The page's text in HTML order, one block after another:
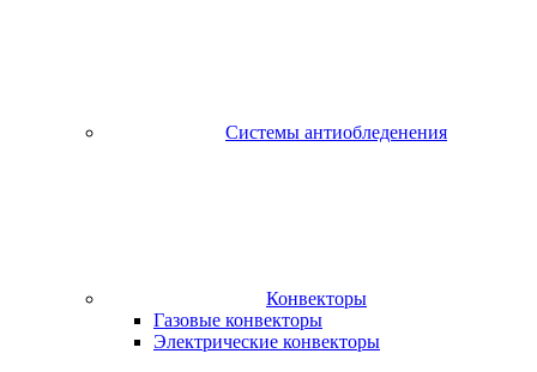
Системы антиобледенения
Конвекторы
Газовые конвекторы
Электрические конвекторы